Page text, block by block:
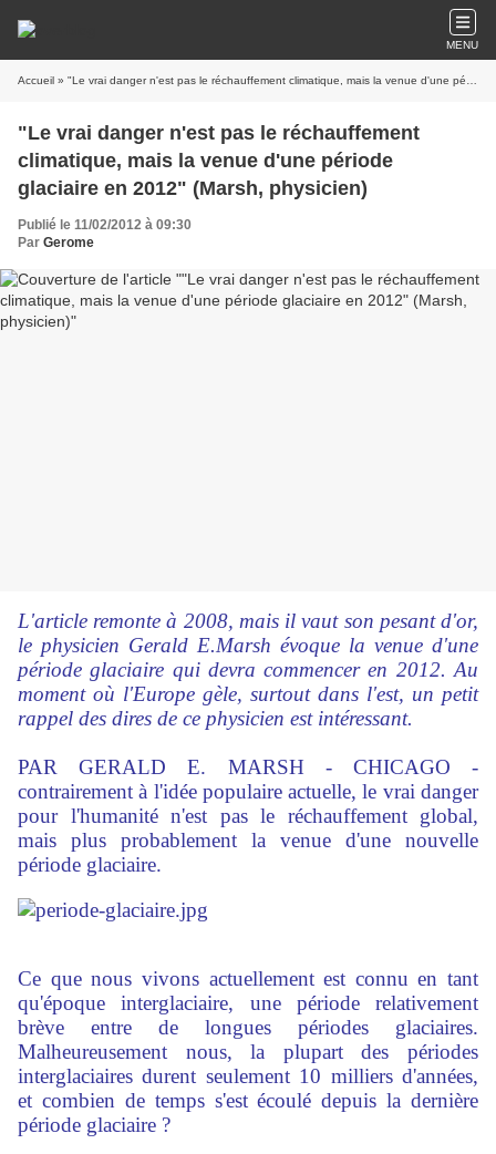
MENU
Accueil » "Le vrai danger n'est pas le réchauffement climatique, mais la venue d'une période glaciaire en 2012" (Marsh, physicien)
"Le vrai danger n'est pas le réchauffement
climatique, mais la venue d'une période
glaciaire en 2012" (Marsh, physicien)
Publié le 11/02/2012 à 09:30
Par Gerome
L'article remonte à 2008, mais il vaut son pesant d'or,
le physicien Gerald E.Marsh évoque la venue d'une
période glaciaire qui devra commencer en 2012. Au
moment où l'Europe gèle, surtout dans l'est, un petit
rappel des dires de ce physicien est intéressant.
PAR GERALD E. MARSH - CHICAGO -
contrairement à l'idée populaire actuelle, le vrai danger
pour l'humanité n'est pas le réchauffement global,
mais plus probablement la venue d'une nouvelle
période glaciaire.
Ce que nous vivons actuellement est connu en tant
qu'époque interglaciaire, une période relativement
brève entre de longues périodes glaciaires.
Malheureusement nous, la plupart des périodes
interglaciaires durent seulement 10 milliers d'années,
et combien de temps s'est écoulé depuis la dernière
période glaciaire ?